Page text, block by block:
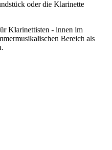
oder die Klarinette
Klarinettisten - innen im
Bereich als